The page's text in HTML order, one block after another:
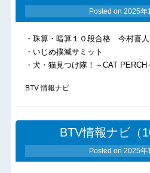
Posted on 2025年
・珠算・暗算１０段合格 今村喜
・いじめ撲滅サミット
・犬・猫見つけ隊！～CAT PERCH
BTV 情報ナビ
BTV情報ナビ（
Posted on 2025年